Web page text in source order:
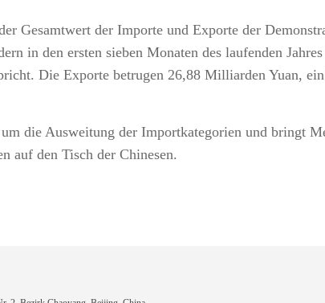
Gesamtwert der Importe und Exporte der
in den ersten sieben Monaten des laufenden
Die Exporte betrugen 26,88 Milliarden Yuan,
die Ausweitung der Importkategorien und bringt
auf den Tisch der Chinesen.